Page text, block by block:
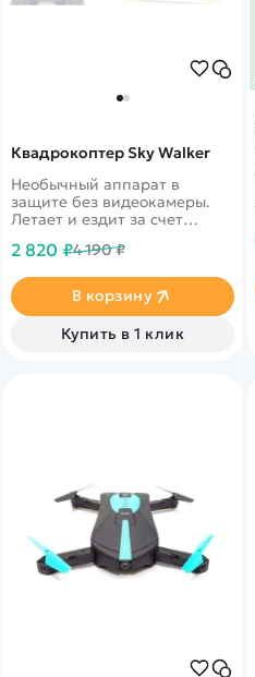
Квадрокоптер Sky Walker
Необычный аппарат в
защите без видеокамеры.
Летает и ездит за счет
2 820 ₽4 190 ₽
В корзину
Купить в 1 клик